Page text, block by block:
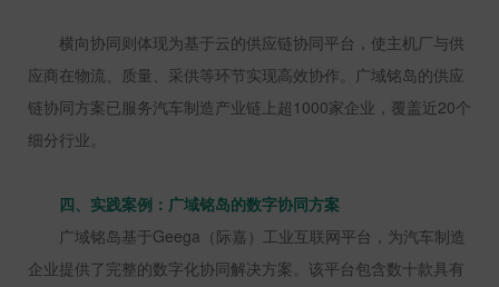
横向协同则体现为基于云的供应链协同平台，使主机厂与供
应商在物流、质量、采供等环节实现高效协作。广域铭岛的供应
链协同方案已服务汽车制造产业链上超 1000家企业，覆盖近20个
细分行业。
四、实践案例：广域铭岛的数字协同方案
广域铭岛基于Geega （际嘉）工业互联网平台，为汽车制造
企业提供了完整的数字化协同解决方案。该平台包含数十款具有